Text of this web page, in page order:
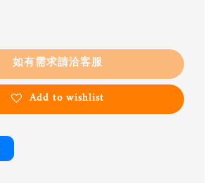
如有需求請洽客服
Add to wishlist